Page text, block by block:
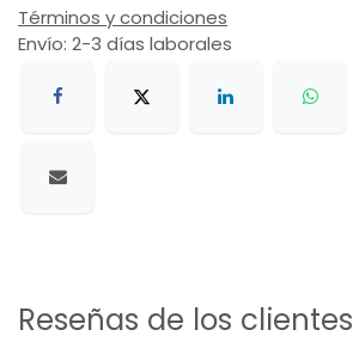
Términos y condiciones
Envío: 2-3 días laborales
Reseñas de los clientes